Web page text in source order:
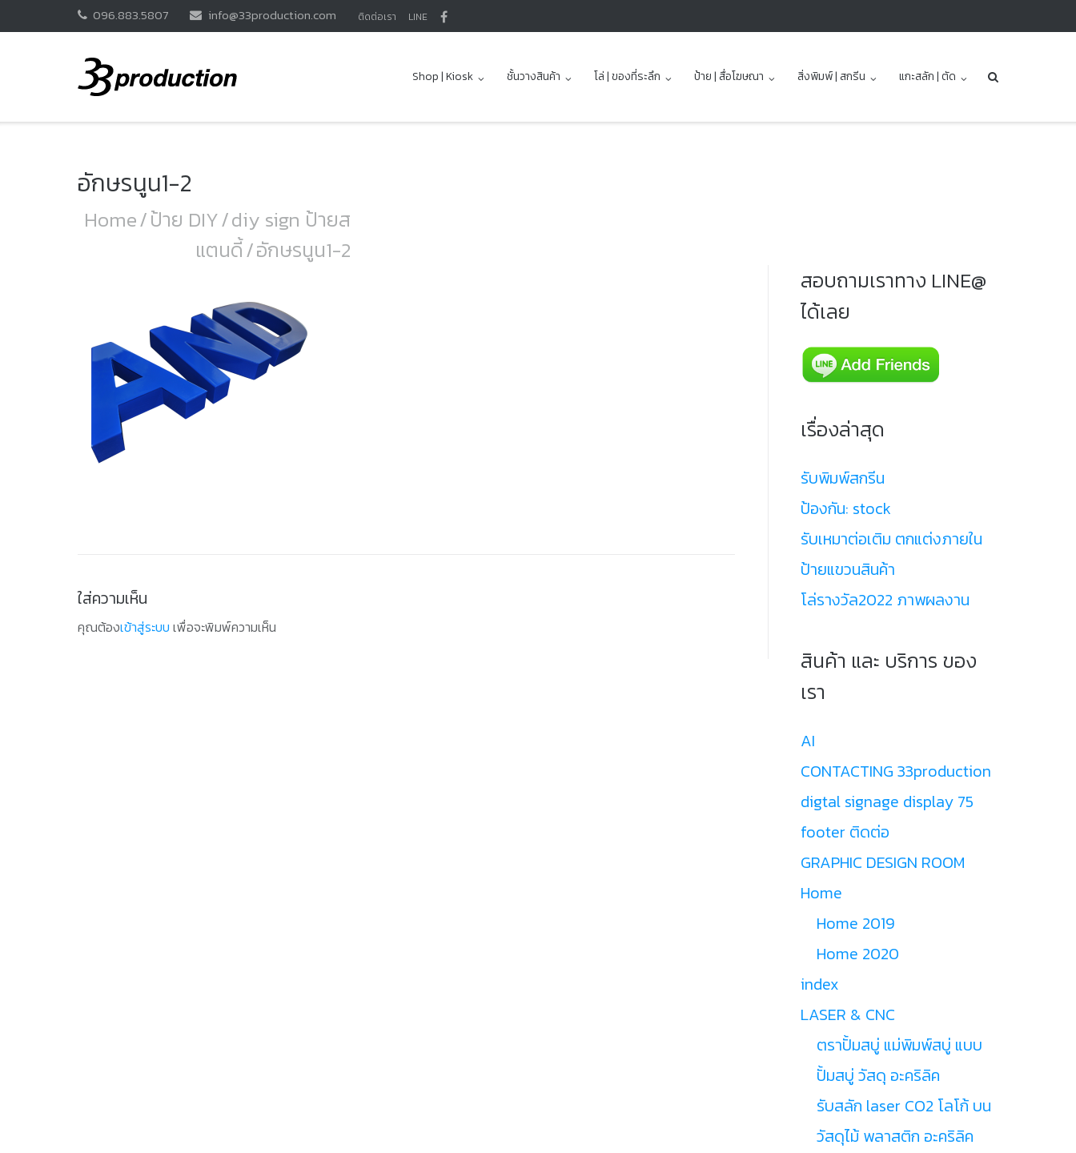
096.883.5807 info@33production.com ติดต่อเรา LINE
Shop | Kiosk ชั้นวางสินค้า โล่ | ของที่ระลึก ป้าย | สื่อโฆษณา สิ่งพิมพ์ | สกรีน แกะสลัก | ตัด
อักษรนูน1-2
Home/ป้าย DIY/diy sign ป้ายส
แตนดี้/อักษรนูน1-2
ใส่ความเห็น
คุณต้องเข้าสู่ระบบ เพื่อจะพิมพ์ความเห็น
สอบถามเราทาง LINE@
ได้เลย
เรื่องล่าสุด
รับพิมพ์สกรีน
ป้องกัน: stock
รับเหมาต่อเติม ตกแต่งภายใน
ป้ายแขวนสินค้า
โล่รางวัล2022 ภาพผลงาน
สินค้า และ บริการ ของ
เรา
AI
CONTACTING 33production
digtal signage display 75
footer ติดต่อ
GRAPHIC DESIGN ROOM
Home
Home 2019
Home 2020
index
LASER & CNC
ตราปั้มสบู่ แม่พิมพ์สบู่ แบบ
ปั้มสบู่ วัสดุ อะคริลิค
รับสลัก laser CO2 โลโก้ บน
วัสดุไม้ พลาสติก อะคริลิค